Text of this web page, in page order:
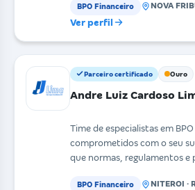
BPO Financeiro NOVA
Ver perfil
Parceiro certificado Ouro
Andre Luiz Cardoso
Time de especialistas em
comprometidos com o seu
que normas, regulamentos e
BPO Financeiro NITEROI ·